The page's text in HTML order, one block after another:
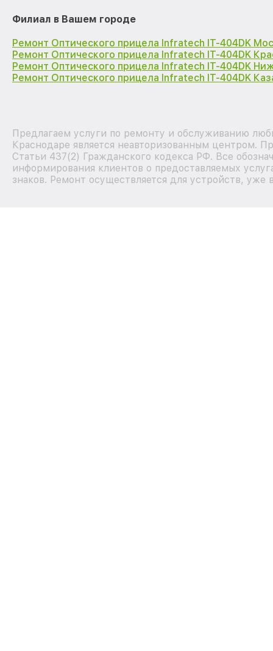
Филиал в Вашем городе
Ремонт Оптического прицела Infratech IT-404DK
Ремонт Оптического прицела Infratech IT-404DK
Ремонт Оптического прицела Infratech IT-404DK
Ремонт Оптического прицела Infratech IT-404DK
Предлагаем услуги по ремонту и обслуживанию
Краснодаре является неавторизованным центром.
Статьи 437(2) Гражданского кодекса РФ. Все
информирования клиентов о предоставляемых
знаков. Ремонт осуществляется для устройств,